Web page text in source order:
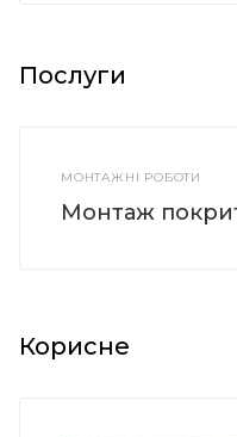
Послуги
МОНТАЖНІ РОБОТИ
Монтаж
Корисне